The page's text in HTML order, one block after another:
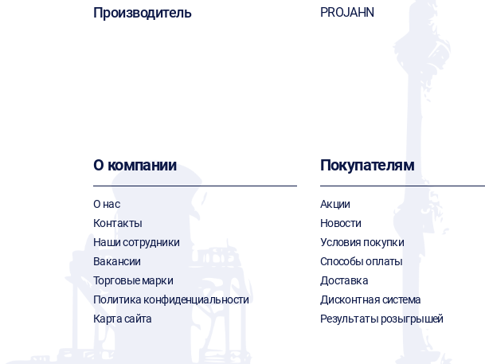
Производитель PROJAHN
О компании
О нас
Контакты
Наши сотрудники
Вакансии
Торговые марки
Политика конфиденциальности
Карта сайта
Покупателям
Акции
Новости
Условия покупки
Способы оплаты
Доставка
Дисконтная система
Результаты розыгрышей